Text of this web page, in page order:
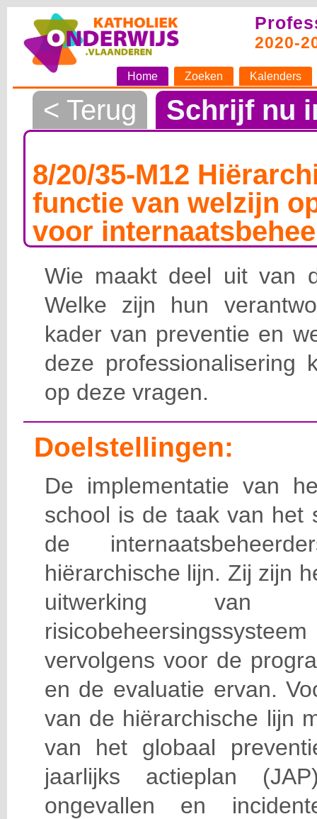
2020-
Home Zoeken Kalenders
< Terug Schrijf nu
8/20/35-M12
functie van welzijn
voor
Wie maakt deel uit van
Welke zijn hun
kader van preventie en
deze professionalisering
op deze vragen.
Doelstellingen:
De implementatie van
school is de taak van het
de
hiërarchische lijn. Zij zijn
uitwerking van
vervolgens voor de
en de evaluatie ervan.
van de hiërarchische lijn
van het globaal
jaarlijks actieplan
ongevallen en